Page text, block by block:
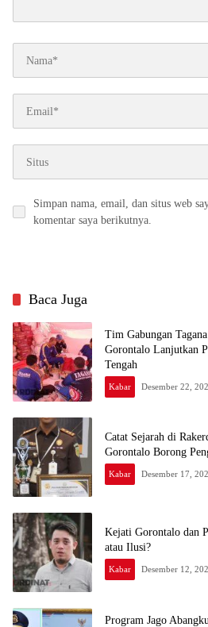
Simpan nama, email, dan situs web
komentar saya berikutnya.
Baca Juga
Tim Gabungan
Gorontalo Lanjutkan
Tengah
Kabar Desember 22,
Catat Sejarah di
Gorontalo Borong
Kabar Desember 17,
Kejati Gorontalo dan
atau Ilusi?
Kabar Desember 12,
Program Jago